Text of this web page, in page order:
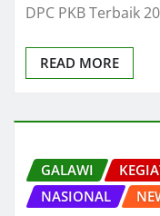
DPC PKB Terbaik
READ MORE
GALAWI
NASIONAL